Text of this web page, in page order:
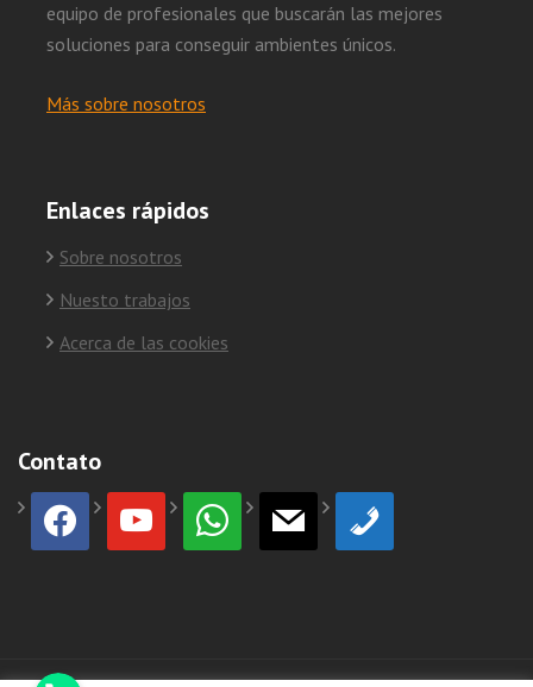
equipo de profesionales que buscarán las mejores
soluciones para conseguir ambientes únicos.
Más sobre nosotros
Enlaces rápidos
Sobre nosotros
Nuesto trabajos
Acerca de las cookies
Contato
facebook youtube whatsapp mail phone
Phone